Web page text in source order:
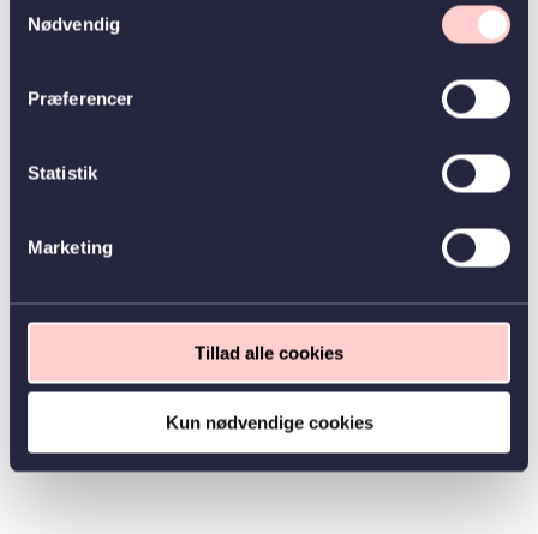
Nødvendig
Præferencer
Statistik
Marketing
Tillad alle cookies
Kun nødvendige cookies